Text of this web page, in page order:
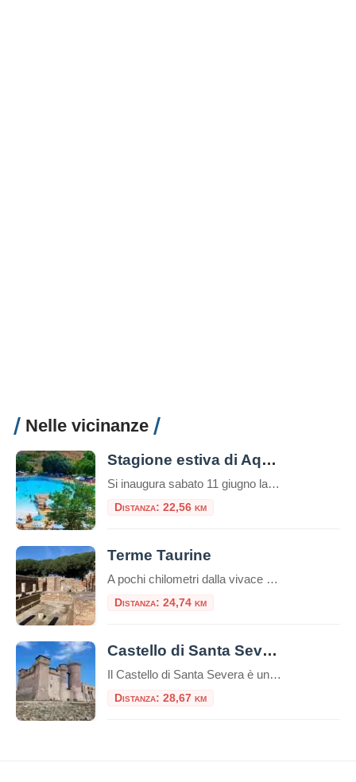
Nelle vicinanze
Stagione estiva di Aquafelix
Si inaugura sabato 11 giugno la nuova stagione di Aquafelix a Civitavecchia, il più grande Parco aquatico del Centro Italia, tra i 10 più belli nel Paese. Tante le attività in programma per una estate che si annuncia piena di eventi, con particolare attenzione alle famiglie e al divertimento dei bambini. Tra gli appuntamenti in […]
Distanza: 22,56 km
Terme Taurine
A pochi chilometri dalla vivace città portuale di Civitavecchia, su una verdeggiante collina che domina il Tirreno, sorge uno dei complessi termali romani più affascinanti e meglio conservati dell’Etruria meridionale: l’Area Archeologica delle Terme Taurine, conosciute anche come Terme di Traiano. Questo sito non è solo un complesso di antiche rovine, ma una vera e […]
Distanza: 24,74 km
Castello di Santa Severa
Il Castello di Santa Severa è un’imponente struttura situata lungo la costa tirrenica dell’Italia, nel comune di Santa Marinella, nella regione del Lazio. Questo castello medievale è noto per la sua posizione panoramica sul mare e la sua storia ricca di avvenimenti. Ecco alcuni punti salienti riguardo al Castello di Santa Severa:Indice dei contenutiStoria del […]
Distanza: 28,67 km